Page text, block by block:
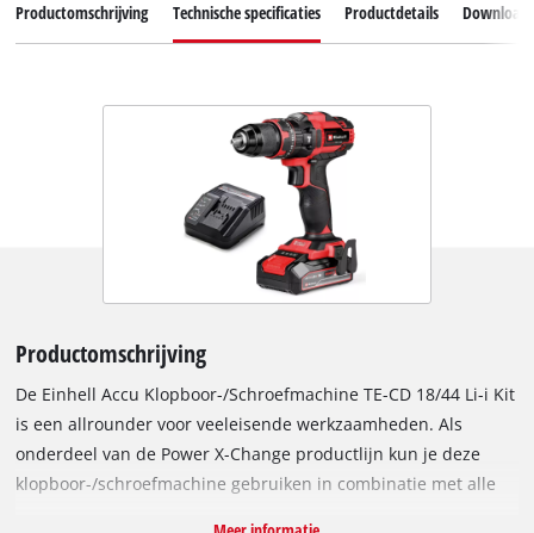
Productomschrijving Technische specificaties Productdetails Downloads
Productomschrijving
De Einhell Accu Klopboor-/Schroefmachine TE-CD 18/44 Li-i Kit
is een allrounder voor veeleisende werkzaamheden. Als
onderdeel van de Power X-Change productlijn kun je deze
klopboor-/schroefmachine gebruiken in combinatie met alle